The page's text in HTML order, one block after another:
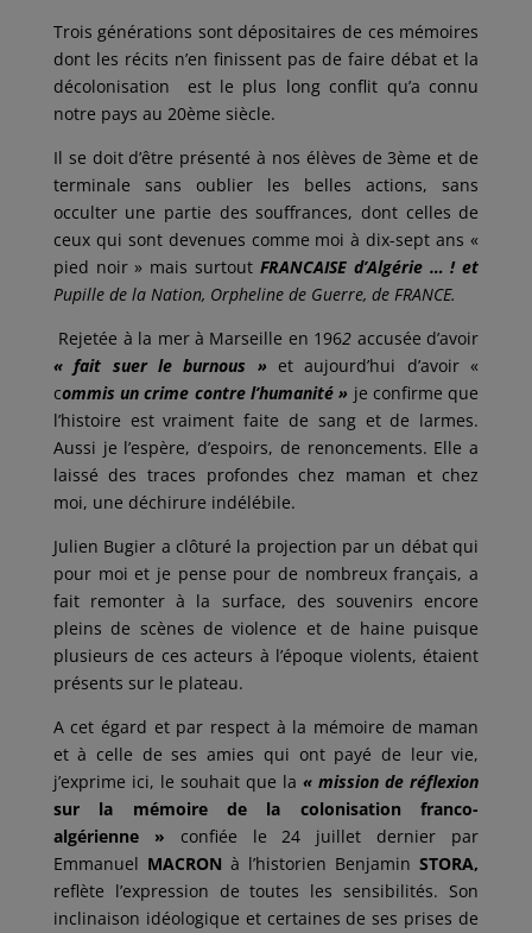
Trois générations sont dépositaires de ces mémoires
dont les récits n’en finissent pas de faire débat et la
décolonisation est le plus long conflit qu’a connu
notre pays au 20ème siècle.
Il se doit d’être présenté à nos élèves de 3ème et de
terminale sans oublier les belles actions, sans
occulter une partie des souffrances, dont celles de
ceux qui sont devenues comme moi à dix-sept ans «
pied noir » mais surtout FRANCAISE d’Algérie … ! et
Pupille de la Nation, Orpheline de Guerre, de FRANCE.
Rejetée à la mer à Marseille en 1962 accusée d’avoir
« fait suer le burnous » et aujourd’hui d’avoir «
commis un crime contre l’humanité » je confirme que
l’histoire est vraiment faite de sang et de larmes.
Aussi je l’espère, d’espoirs, de renoncements. Elle a
laissé des traces profondes chez maman et chez
moi, une déchirure indélébile.
Julien Bugier a clôturé la projection par un débat qui
pour moi et je pense pour de nombreux français, a
fait remonter à la surface, des souvenirs encore
pleins de scènes de violence et de haine puisque
plusieurs de ces acteurs à l’époque violents, étaient
présents sur le plateau.
A cet égard et par respect à la mémoire de maman
et à celle de ses amies qui ont payé de leur vie,
j’exprime ici, le souhait que la« mission de réflexion
sur la mémoire de la colonisation franco-
algérienne » confiée le 24 juillet dernier par
Emmanuel MACRON à l’historien BenjaminSTORA,
reflète l’expression de toutes les sensibilités. Son
inclinaison idéologique et certaines de ses prises de